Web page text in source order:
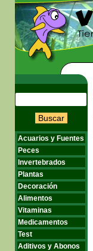
Buscar
Acuarios y Fuentes
Peces
Invertebrados
Plantas
Decoración
Alimentos
Vitaminas
Medicamentos
Test
Aditivos y Abonos